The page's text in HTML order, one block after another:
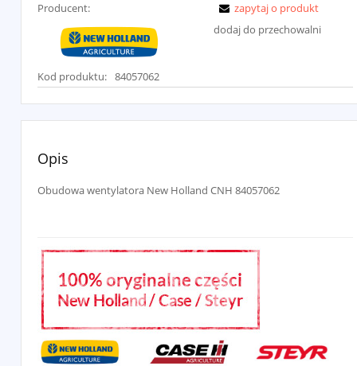
Producent:
Kod produktu: 84057062
zapytaj o produkt
dodaj do przechowalni
Opis
Obudowa wentylatora New Holland CNH 84057062